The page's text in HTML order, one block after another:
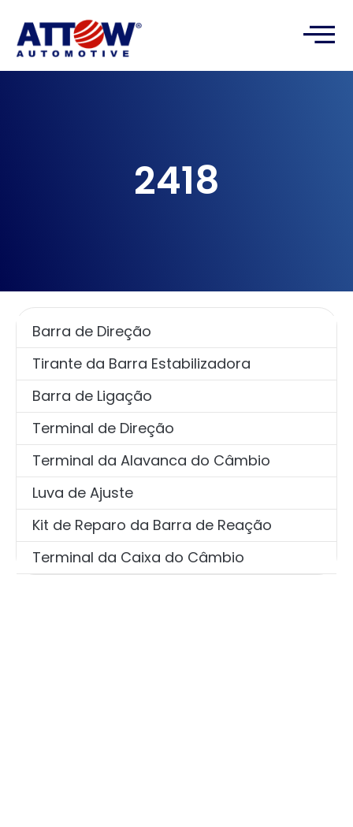
2418
Barra de Direção
Tirante da Barra Estabilizadora
Barra de Ligação
Terminal de Direção
Terminal da Alavanca do Câmbio
Luva de Ajuste
Kit de Reparo da Barra de Reação
Terminal da Caixa do Câmbio